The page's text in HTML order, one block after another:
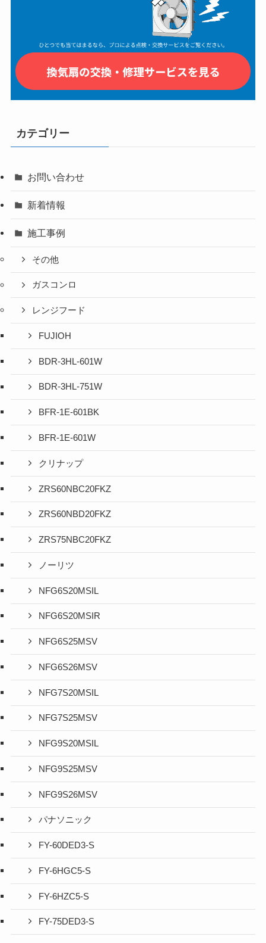
カテゴリー
お問い合わせ
新着情報
施工事例
その他
ガスコンロ
レンジフード
FUJIOH
BDR-3HL-601W
BDR-3HL-751W
BFR-1E-601BK
BFR-1E-601W
クリナップ
ZRS60NBC20FKZ
ZRS60NBD20FKZ
ZRS75NBC20FKZ
ノーリツ
NFG6S20MSIL
NFG6S20MSIR
NFG6S25MSV
NFG6S26MSV
NFG7S20MSIL
NFG7S25MSV
NFG9S20MSIL
NFG9S25MSV
NFG9S26MSV
パナソニック
FY-60DED3-S
FY-6HGC5-S
FY-6HZC5-S
FY-75DED3-S